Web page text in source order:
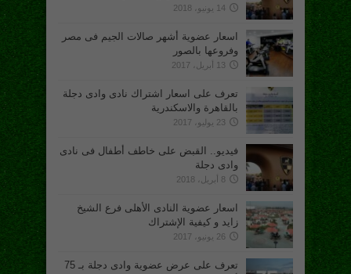
14 يونيو، 2018
اسعار عضوية أشهر صالات الجيم فى مصر
وفروعها بالصور
13 أبريل، 2017
تعرف على اسعار اشتراك نادى وادى دجلة
بالقاهرة والاسكندرية
23 يوليو، 2017
فيديو.. القبض على خاطف أطفال فى نادى
وادى دجلة
8 أبريل، 2018
اسعار عضوية النادى الأهلى فرع الشيخ
زايد و كيفية الإشتراك
26 يونيو، 2017
تعرف على عرض عضوية وادى دجلة بـ 75